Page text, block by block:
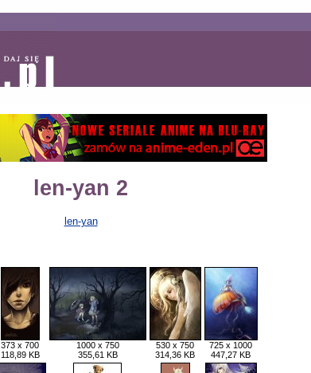
len-yan 2
len-yan
373 x 700
118,89 KB
1000 x 750
355,61 KB
530 x 750
314,36 KB
725 x 1000
447,27 KB